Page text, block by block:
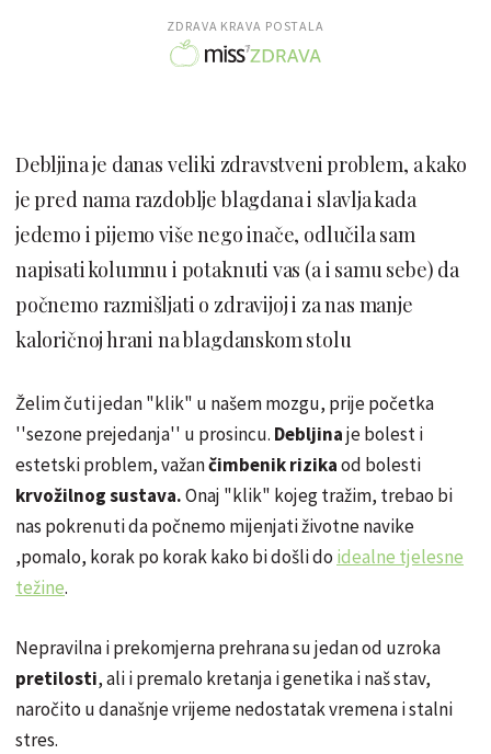
ZDRAVA KRAVA POSTALA
Debljina je danas veliki zdravstveni problem, a kako
je pred nama razdoblje blagdana i slavlja kada
jedemo i pijemo više nego inače, odlučila sam
napisati kolumnu i potaknuti vas (a i samu sebe) da
počnemo razmišljati o zdravijoj i za nas manje
kaloričnoj hrani na blagdanskom stolu
Želim čuti jedan "klik" u našem mozgu, prije početka
''sezone prejedanja'' u prosincu. Debljinaje bolest i
estetski problem, važančimbenik rizikaod bolesti
krvožilnog sustava.Onaj "klik" kojeg tražim, trebao bi
nas pokrenuti da počnemo mijenjati životne navike
,pomalo, korak po korak kako bi došli do idealne tjelesne
težine.
Nepravilna i prekomjerna prehrana su jedan od uzroka
pretilosti, ali i premalo kretanja i genetika i naš stav,
naročito u današnje vrijeme nedostatak vremena i stalni
stres.